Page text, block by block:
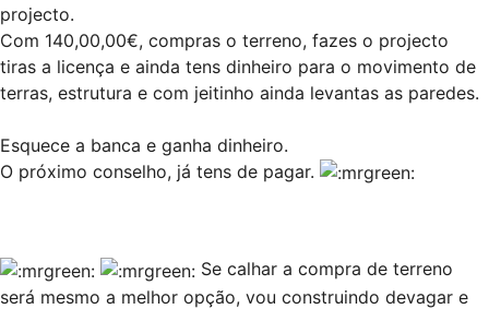
projecto.
Com 140,00,00€, compras o terreno, fazes o projecto
tiras a licença e ainda tens dinheiro para o movimento de
terras, estrutura e com jeitinho ainda levantas as paredes.
Esquece a banca e ganha dinheiro.
O próximo conselho, já tens de pagar.
Se calhar a compra de terreno
será mesmo a melhor opção, vou construindo devagar e